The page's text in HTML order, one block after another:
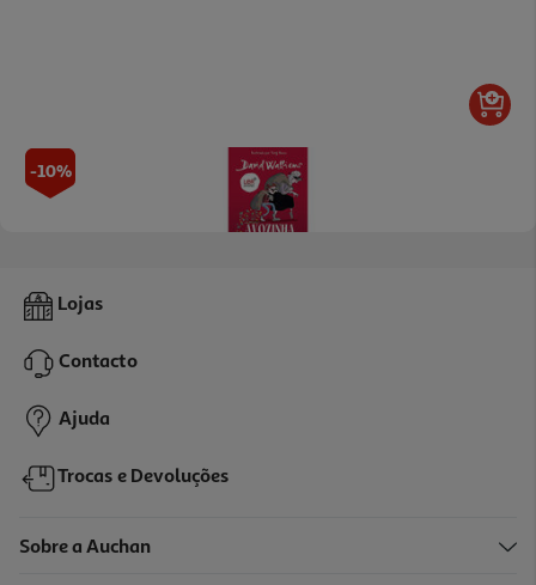
-10%
Avózinha Gangster
16,65 € PVP de editor
14,99 €
Lojas
Contacto
Ajuda
Trocas e Devoluções
Sobre a Auchan